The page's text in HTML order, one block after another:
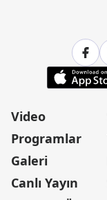
Video
Programlar
Galeri
Canlı Yayın